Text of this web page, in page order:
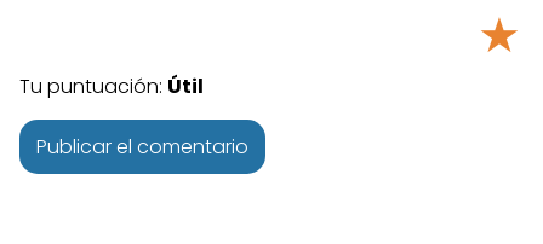
★
Tu puntuación: Útil